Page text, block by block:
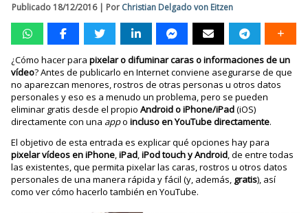
Publicado 18/12/2016| Por Christian Delgado von Eitzen
¿Cómo hacer parapixelar o difuminar caras o informaciones de un
vídeo? Antes de publicarlo en Internet conviene asegurarse de que
no aparezcan menores, rostros de otras personas u otros datos
personales y eso es a menudo un problema, pero se pueden
eliminar gratis desde el propioAndroid o iPhone/iPad(iOS)
directamente con una appoincluso en YouTube directamente.
El objetivo de esta entrada es explicar qué opciones hay para
pixelar vídeos eniPhone,iPad,iPodtouch yAndroid, de entre todas
las existentes, que permita pixelar las caras, rostros u otros datos
personales de una manera rápida y fácil (y, además, gratis), así
como ver cómo hacerlo también en YouTube.